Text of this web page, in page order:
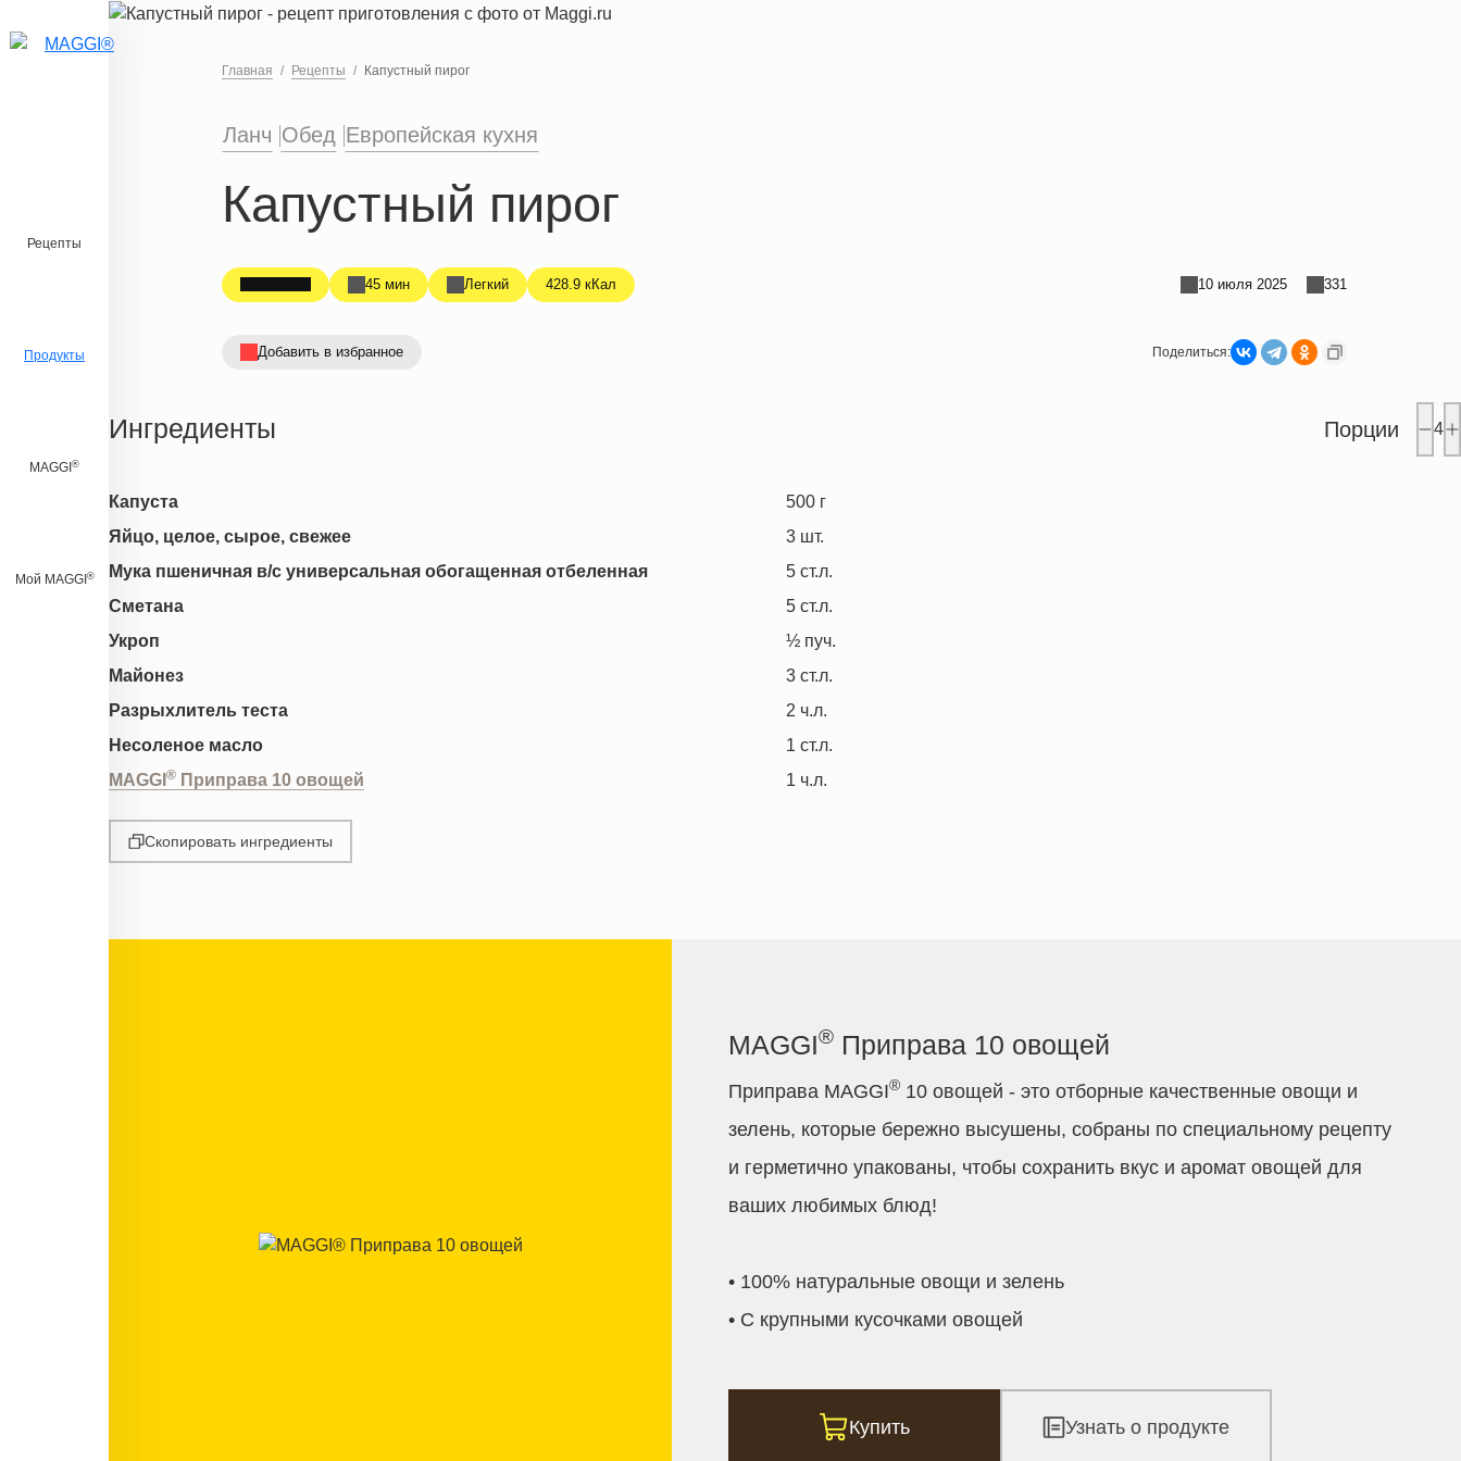
Перейти к основному содержанию
Рецепты
Продукты
MAGGI ®
Мой MAGGI ®
Главная Рецепты Капустный пирог
Ланч Обед Европейская кухня
Капустный пирог
45 мин Легкий 428.9 кКал 10 июля 2025 331
Добавить в избранное Поделиться:
Ингредиенты Порции 4
Капуста 500 г
Яйцо, целое, сырое, свежее
3 шт.
Мука пшеничная в/с универсальная обогащенная отбеленная
5 ст.л.
Сметана
5 ст.л.
Укроп
½ пуч.
Майонез
3 ст.л.
Разрыхлитель теста
2 ч.л.
Несоленое масло
1 ст.л.
MAGGI ® Приправа 10 овощей 1 ч.л.
Скопировать ингредиенты
MAGGI® Приправа 10 овощей
Приправа MAGGI® 10 овощей - это отборные качественные овощи и
зелень, которые бережно высушены, собраны по специальному рецепту
и герметично упакованы, чтобы сохранить вкус и аромат овощей для
ваших любимых блюд!
• 100% натуральные овощи и зелень
• С крупными кусочками овощей
Купить Узнать о продукте